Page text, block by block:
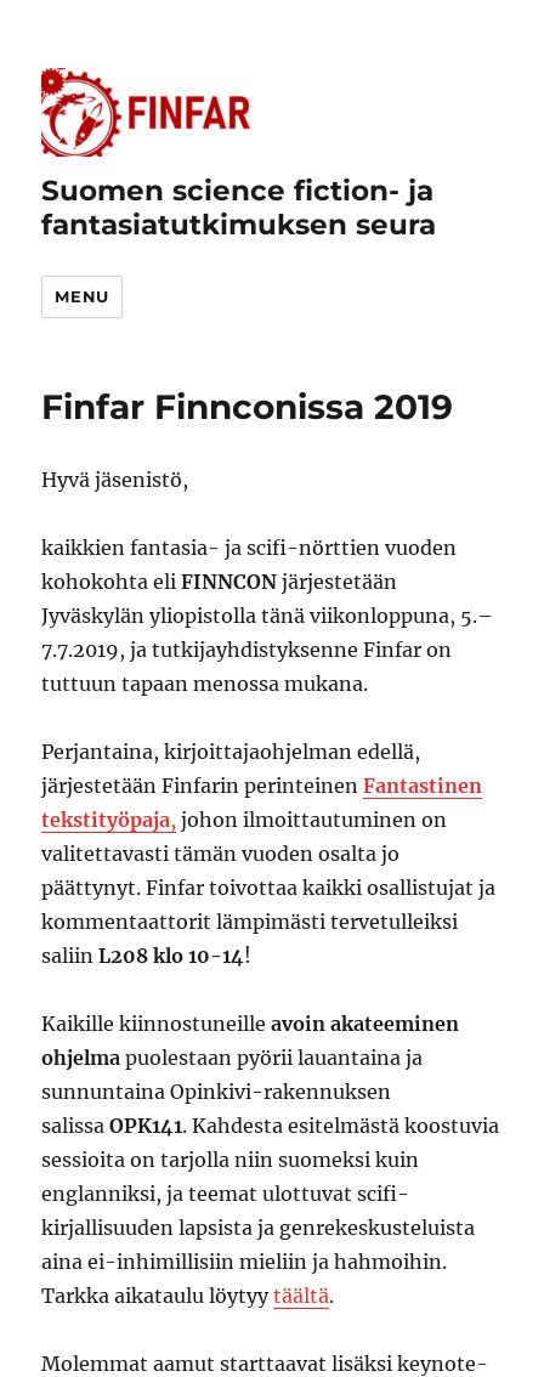
Suomen science fiction- ja
fantasiatutkimuksen seura
MENU
Finfar Finnconissa 2019
Hyvä jäsenistö,
kaikkien fantasia- ja scifi-nörttien vuoden
kohokohta eliFINNCON järjestetään
Jyväskylän yliopistolla tänä viikonloppuna, 5.–
7.7.2019, ja tutkijayhdistyksenne Finfar on
tuttuun tapaan menossa mukana.
Perjantaina, kirjoittajaohjelman edellä,
järjestetään Finfarin perinteinenFantastinen
tekstityöpaja, johon ilmoittautuminen on
valitettavasti tämän vuoden osalta jo
päättynyt. Finfar toivottaa kaikki osallistujat ja
kommentaattorit lämpimästi tervetulleiksi
saliinL208 klo 10-14!
Kaikille kiinnostuneilleavoin akateeminen
ohjelma puolestaan pyörii lauantaina ja
sunnuntaina Opinkivi-rakennuksen
salissaOPK141. Kahdesta esitelmästä koostuvia
sessioita on tarjolla niin suomeksi kuin
englanniksi, ja teemat ulottuvat scifi-
kirjallisuuden lapsista ja genrekeskusteluista
aina ei-inhimillisiin mieliin ja hahmoihin.
Tarkka aikataulu löytyytäältä.
Molemmat aamut starttaavat lisäksi keynote-